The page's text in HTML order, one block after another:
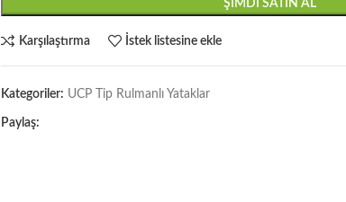
ŞIMDI SATIN AL
Karşılaştırma İstek listesine ekle
Kategoriler: UCP Tip Rulmanlı Yataklar
Paylaş: